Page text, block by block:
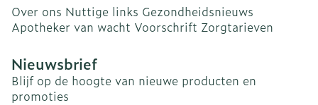
Over ons Nuttige links Gezondheidsnieuws
Apotheker van wacht Voorschrift Zorgtarieven
Nieuwsbrief
Blijf op de hoogte van nieuwe producten en
promoties